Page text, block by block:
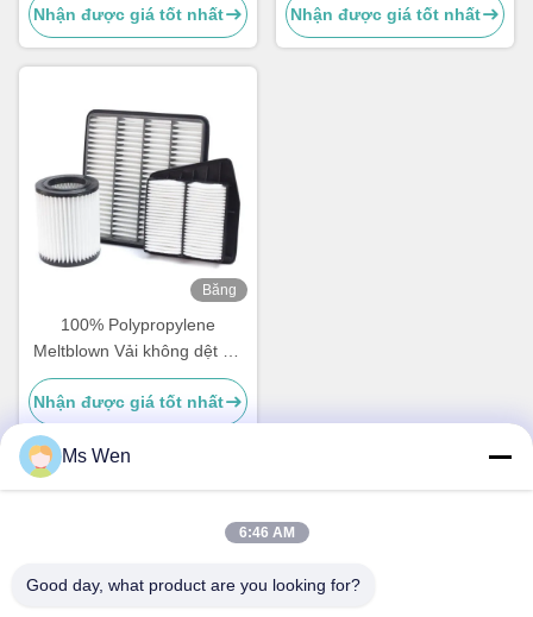
Nhận được giá tốt nhất
Nhận được giá tốt nhất
Băng
100% Polypropylene
Meltblown Vải không dệt Bộ
lọc không khí HEPA Kháng
khuẩn
Nhận được giá tốt nhất
Địa chỉ
Ms Wen
6:46 AM
Good day, what product are you looking for?